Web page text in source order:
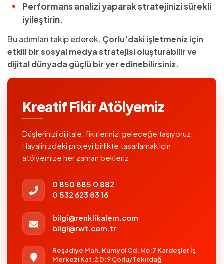
Performans analizi yaparak stratejinizi sürekli
iyileştirin.
Bu adımları takip ederek, Çorlu’daki işletmeniz için
etkili bir sosyal medya stratejisi oluşturabilir ve
dijital dünyada güçlü bir yer edinebilirsiniz.
Kreatif Fikir Atölyemiz
Düşlerinizi dijitale, fikirlerinizi geleceğe taşıyoruz.
Hayalinizdeki projeyi birlikte tasarlamak için
atölyemize her zaman bekleriz.
0 850 885 0 882
0 532 623 83 16
bilgi@renklikalem.com
bilgi@rwt.com.tr
Reşadiye Mah. Kumyol Cd. No:7 Kardeşler İş
Merkezi Kat:2 D:9 Çorlu/Tekirdağ